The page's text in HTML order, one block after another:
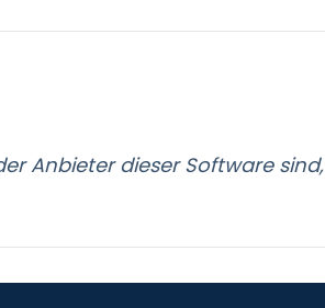
Anbieter dieser Software sind,